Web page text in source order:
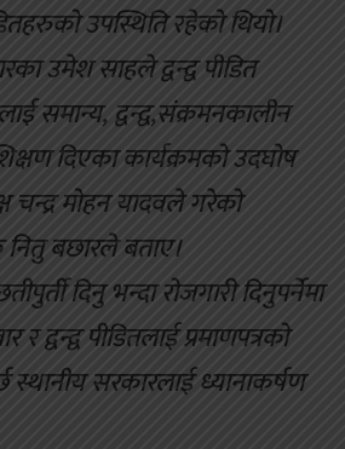
उपस्थिति रहेको थियो।
उमेश साहले द्वन्द्व पीडित
समान्य, द्वन्द्व,संक्रमनकालीन
दिएका कार्यक्रमको उदघोष
चन्द्र मोहन यादवले गरेको
बछारले बताए।
दिनु भन्दा रोजगारी दिनुपर्नेमा
र द्वन्द्व पीडितलाई प्रमाणपत्रको
स्थानीय सरकारलाई ध्यानाकर्षण